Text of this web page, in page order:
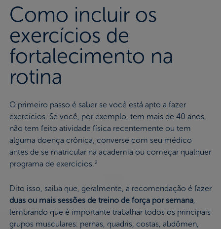
Como incluir os
exercícios de
fortalecimento na
rotina
O primeiro passo é saber se você está apto a fazer
exercícios. Se você, por exemplo, tem mais de 40 anos,
não tem feito atividade física recentemente ou tem
alguma doença crônica, converse com seu médico
antes de se matricular na academia ou começar qualquer
programa de exercícios. 2
Dito isso, saiba que, geralmente, a recomendação é fazer
duas ou mais sessões de treino de força por semana,
lembrando que é importante trabalhar todos os principais
grupos musculares: pernas, quadris, costas, abdômen,